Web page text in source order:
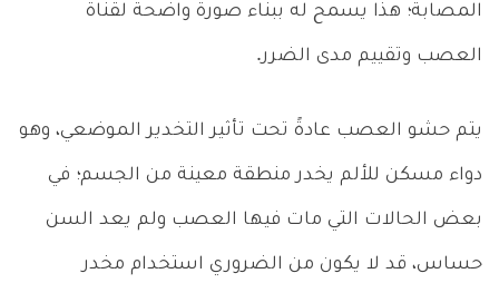
المصابة؛ هذا يسمح له ببناء صورة واضحة لقناة
العصب وتقييم مدى الضرر.
يتم حشو العصب عادةً تحت تأثير التخدير الموضعي، وهو
دواء مسكن للألم يخدر منطقة معينة من الجسم؛ في
بعض الحالات التي مات فيها العصب ولم يعد السن
حساس، قد لا يكون من الضروري استخدام مخدر